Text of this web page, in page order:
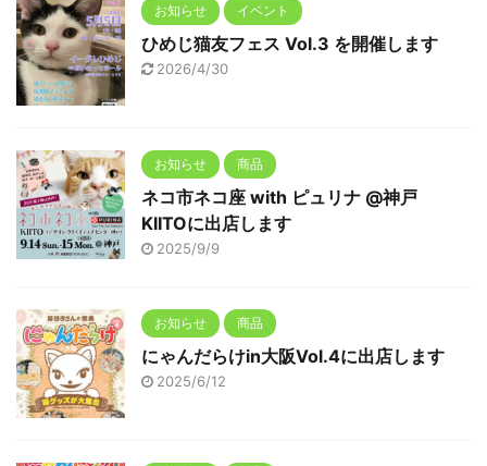
お知らせ イベント
ひめじ猫友フェス Vol.3 を開催します
2026/4/30
お知らせ 商品
ネコ市ネコ座 with ピュリナ @神戸
KIITOに出店します
2025/9/9
お知らせ 商品
にゃんだらけin大阪Vol.4に出店します
2025/6/12